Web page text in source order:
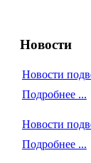
Новости
Новости
Подробнее ...
Новости
Подробнее ...